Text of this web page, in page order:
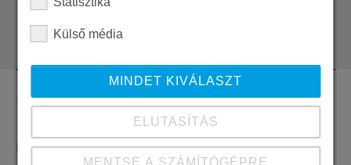
Kapcsolat
Megrendelések, ajánlatok és termékinformációk
Külső média
MINDET KIVÁLASZT
ELUTASÍTÁS
MENTSE A SZÁMÍTÓGÉPRE